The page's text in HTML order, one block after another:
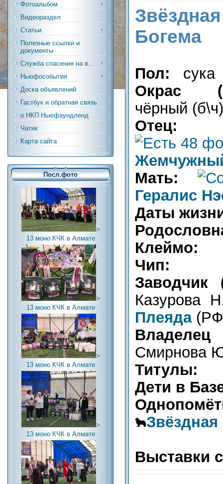
Фотоальбом
Видеораздел
Статьи
Полезные ссылки и
документы
Служба спасения на в...
Ньюфособытия
Доска объявлений
Гастбук и обратная связь
о НКП Ньюфаундленд
Чатик
Карта сайта
Посл.фото
>
13 моно КЧК в Алмате
>
13 моно КЧК в Алмате
>
13 моно КЧК в Алмате
>
13 моно КЧК в Алмате
Богема
Пол: сука
Окрас
чёрный (б\ч)
Отец:
Мать:
Гералис
Даты
Клеймо:
Чип:
Заводчик
Казурова
Плеяда
Владелец
Смирнова
Титулы:
Дети в
Выставки